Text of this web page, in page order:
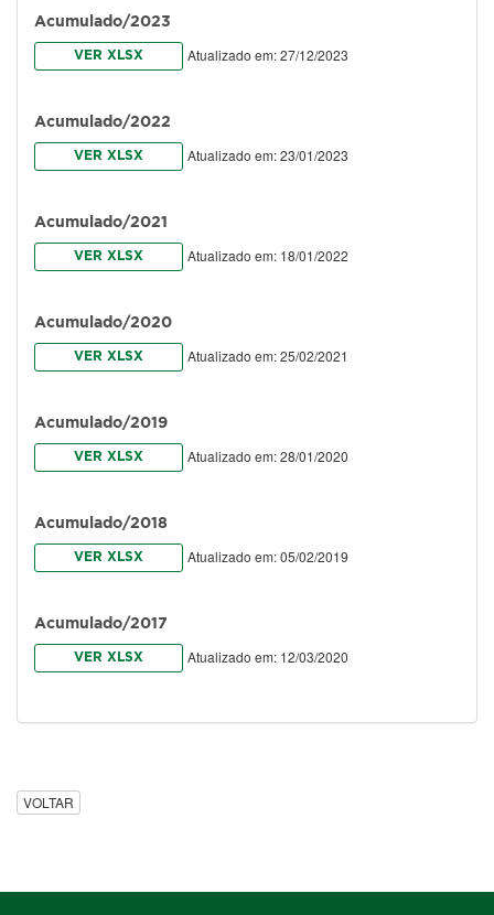
Acumulado/2023
VER XLSX Atualizado em: 27/12/2023
Acumulado/2022
VER XLSX Atualizado em: 23/01/2023
Acumulado/2021
VER XLSX Atualizado em: 18/01/2022
Acumulado/2020
VER XLSX Atualizado em: 25/02/2021
Acumulado/2019
VER XLSX Atualizado em: 28/01/2020
Acumulado/2018
VER XLSX Atualizado em: 05/02/2019
Acumulado/2017
VER XLSX Atualizado em: 12/03/2020
VOLTAR